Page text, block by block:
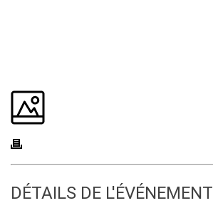
DÉTAILS DE L'ÉVÉNEMENT